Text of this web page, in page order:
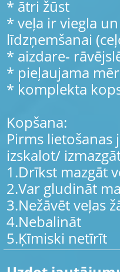
* ātri žūst
* veļa ir viegla
līdzņemšanai
* aizdare-
* pieļaujama
* komplekta
Kopšana:
Pirms
izskalot/
1.Drīkst mazgāt
2.Var gludināt
3.Nežāvēt veļas
4.Nebalināt
5.Ķīmiski netīrīt